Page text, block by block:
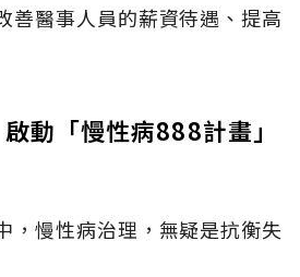
善醫事人員的薪資待遇、提高
動「慢性病888計畫」
，慢性病治理，無疑是抗衡失